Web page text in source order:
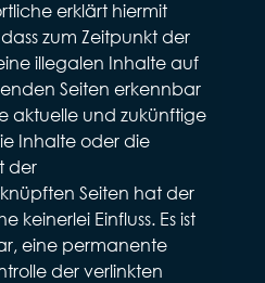
erklärt hiermit
zum Zeitpunkt der
illegalen Inhalte auf
Seiten erkennbar
aktuelle und zukünftige
Inhalte oder die
der
Seiten hat der
keinerlei Einfluss. Es ist
eine permanente
der verlinkten